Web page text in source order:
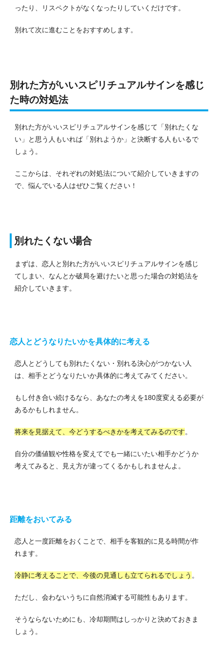
ったり、リスペクトがなくなったりしていくだけです。
別れて次に進むことをおすすめします。
別れた方がいいスピリチュアルサインを感じ
た時の対処法
別れた方がいいスピリチュアルサインを感じて「別れたくな
い」と思う人もいれば「別れようか」と決断する人もいるで
しょう。
ここからは、それぞれの対処法について紹介していきますの
で、悩んでいる人はぜひご覧ください！
別れたくない場合
まずは、恋人と別れた方がいいスピリチュアルサインを感じ
てしまい、なんとか破局を避けたいと思った場合の対処法を
紹介していきます。
恋人とどうなりたいかを具体的に考える
恋人とどうしても別れたくない・別れる決心がつかない人
は、相手とどうなりたいか具体的に考えてみてください。
もし付き合い続けるなら、あなたの考えを180度変える必要が
あるかもしれません。
将来を見据えて、今どうするべきかを考えてみるのです。
自分の価値観や性格を変えてでも一緒にいたい相手かどうか
考えてみると、見え方が違ってくるかもしれませんよ。
距離をおいてみる
恋人と一度距離をおくことで、相手を客観的に見る時間が作
れます。
冷静に考えることで、今後の見通しも立てられるでしょう 。
ただし、会わないうちに自然消滅する可能性もあります。
そうならないためにも、冷却期間はしっかりと決めておきま
しょう。